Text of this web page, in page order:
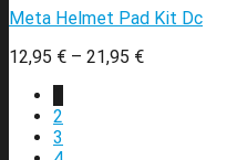
Meta Helmet Pad Kit Dc
12,95 € – 21,95 €
2
3